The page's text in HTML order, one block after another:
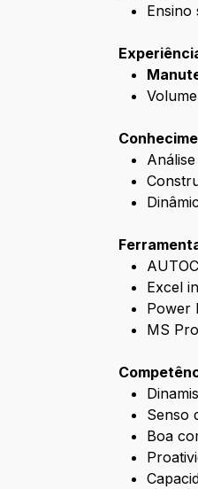
Ensino
Excel
Power
MS
Senso
Boa